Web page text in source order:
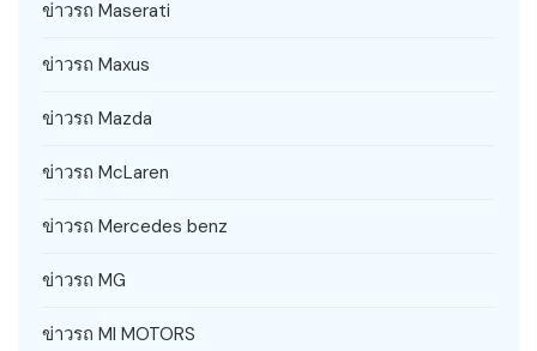
ข่าวรถ Maserati
ข่าวรถ Maxus
ข่าวรถ Mazda
ข่าวรถ McLaren
ข่าวรถ Mercedes benz
ข่าวรถ MG
ข่าวรถ MI MOTORS